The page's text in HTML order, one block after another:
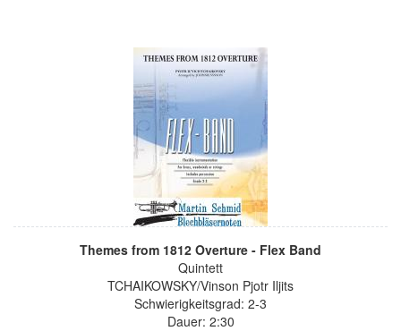
Themes from 1812 Overture - Flex Band
Quintett
TCHAIKOWSKY/Vinson Pjotr Iljits
Schwierigkeitsgrad: 2-3
Dauer: 2:30